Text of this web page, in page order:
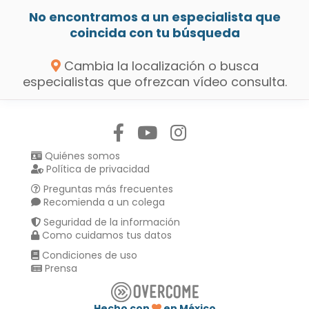
No encontramos a un especialista que
coincida con tu búsqueda
Cambia la localización o busca
especialistas que ofrezcan vídeo consulta.
Quiénes somos
Política de privacidad
Preguntas más frecuentes
Recomienda a un colega
Seguridad de la información
Como cuidamos tus datos
Condiciones de uso
Prensa